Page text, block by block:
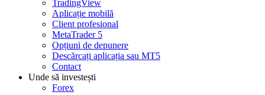
TradingView
Aplicație mobilă
Client profesional
MetaTrader 5
Opțiuni de depunere
Descărcați aplicația sau MT5
Contact
Unde să investești
Forex